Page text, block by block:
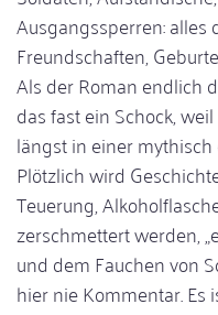
Ausgangssperren:
Freundschaften,
Als der Roman endlich
das fast ein Schock,
längst in einer
Plötzlich wird
Teuerung,
zerschmettert werden,
und dem Fauchen von
hier nie Kommentar. Es